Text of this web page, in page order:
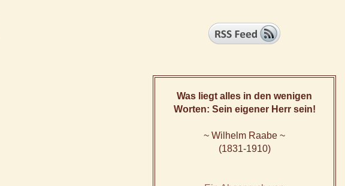
Was liegt alles in den wenigen
Worten: Sein eigener Herr sein!
~ Wilhelm Raabe ~
(1831-1910)